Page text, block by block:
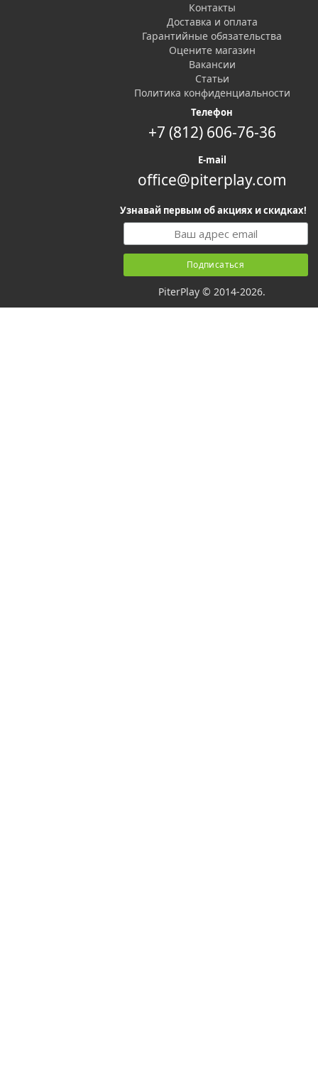
Контакты
Доставка и оплата
Гарантийные обязательства
Оцените магазин
Вакансии
Статьи
Политика конфиденциальности
Телефон
+7 (812) 606-76-36
E-mail
office@piterplay.com
Узнавай первым об акциях и скидках!
PiterPlay © 2014-2026.